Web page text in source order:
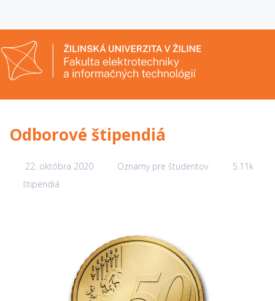
Odborové štipendiá
22. októbra 2020 Oznamy pre študentov
5.11k
štipendiá